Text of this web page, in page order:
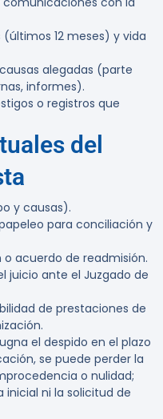
12 meses) y vida
alegadas (parte
informes).
o registros que
del
y causas).
para conciliación y
acuerdo de readmisión.
juicio ante el Juzgado de
de prestaciones de
el despido en el plazo
se puede perder la
o nulidad;
ni la solicitud de